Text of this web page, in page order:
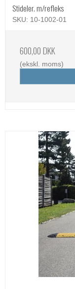
Stideler. m/refleks
SKU: 10-1002-01
600,00 DKK
(ekskl. moms)